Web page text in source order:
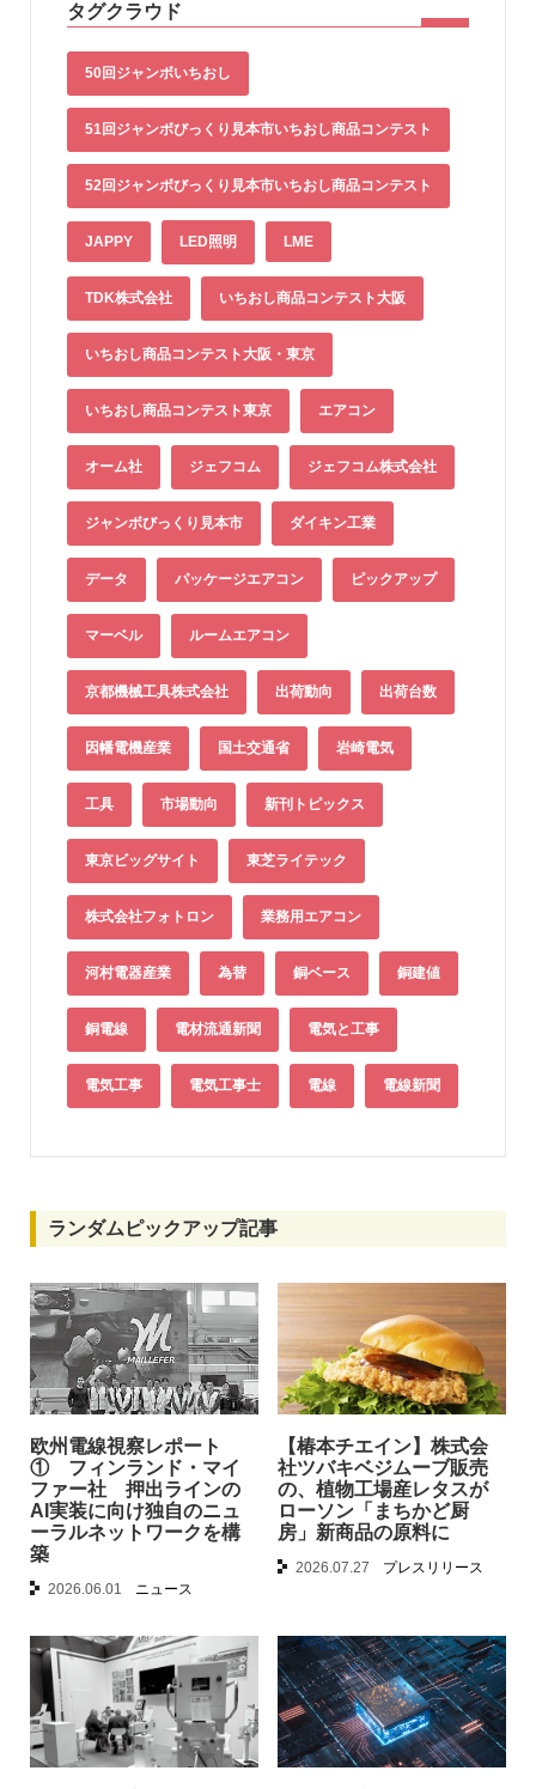
タグクラウド
50回ジャンボいちおし
51回ジャンボびっくり見本市いちおし商品コンテスト
52回ジャンボびっくり見本市いちおし商品コンテスト
JAPPY LED照明 LME
TDK株式会社 いちおし商品コンテスト大阪
いちおし商品コンテスト大阪・東京
いちおし商品コンテスト東京 エアコン
オーム社 ジェフコム ジェフコム株式会社
ジャンボびっくり見本市 ダイキン工業
データ パッケージエアコン ピックアップ
マーベル ルームエアコン
京都機械工具株式会社 出荷動向 出荷台数
因幡電機産業 国土交通省 岩崎電気
工具 市場動向 新刊トピックス
東京ビッグサイト 東芝ライテック
株式会社フォトロン 業務用エアコン
河村電器産業 為替 銅ベース 銅建値
銅電線 電材流通新聞 電気と工事
電気工事 電気工事士 電線 電線新聞
ランダムピックアップ記事
欧州電線視察レポート
① フィンランド・マイ
ファー社 押出ラインの
AI実装に向け独自のニュ
ーラルネットワークを構
築
2026.06.01 ニュース
【椿本チエイン】株式会
社ツバキベジムーブ販売
の、植物工場産レタスが
ローソン「まちかど厨
房」新商品の原料に
2026.07.27 プレスリリース